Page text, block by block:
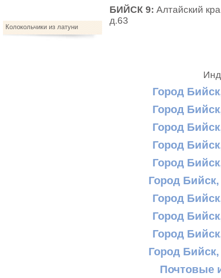
Колокольчики из латуни
БИЙСК 9: Алтайский
д.63
Город
Город
Город
Город
Город
Город
Город
Город
Город
Город
Почтовые